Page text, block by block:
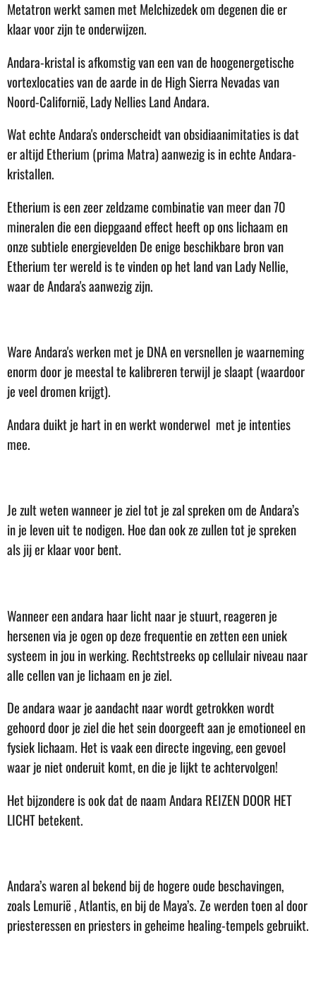
Metatron werkt samen met Melchizedek om degenen die er
klaar voor zijn te onderwijzen.
Andara-kristal is afkomstig van een van de hoogenergetische
vortexlocaties van de aarde in de High Sierra Nevadas van
Noord-Californië, Lady Nellies Land Andara.
Wat echte Andara's onderscheidt van obsidiaanimitaties is dat
er altijd Etherium (prima Matra) aanwezig is in echte Andara-
kristallen.
Etherium is een zeer zeldzame combinatie van meer dan 70
mineralen die een diepgaand effect heeft op ons lichaam en
onze subtiele energievelden De enige beschikbare bron van
Etherium ter wereld is te vinden op het land van Lady Nellie,
waar de Andara's aanwezig zijn.
Ware Andara's werken met je DNA en versnellen je waarneming
enorm door je meestal te kalibreren terwijl je slaapt (waardoor
je veel dromen krijgt).
Andara duikt je hart in en werkt wonderwel met je intenties
mee.
Je zult weten wanneer je ziel tot je zal spreken om de Andara’s
in je leven uit te nodigen. Hoe dan ook ze zullen tot je spreken
als jij er klaar voor bent.
Wanneer een andara haar licht naar je stuurt, reageren je
hersenen via je ogen op deze frequentie en zetten een uniek
systeem in jou in werking. Rechtstreeks op cellulair niveau naar
alle cellen van je lichaam en je ziel.
De andara waar je aandacht naar wordt getrokken wordt
gehoord door je ziel die het sein doorgeeft aan je emotioneel en
fysiek lichaam. Het is vaak een directe ingeving, een gevoel
waar je niet onderuit komt, en die je lijkt te achtervolgen!
Het bijzondere is ook dat de naam Andara REIZEN DOOR HET
LICHT betekent.
Andara’s waren al bekend bij de hogere oude beschavingen,
zoals Lemurië , Atlantis, en bij de Maya’s. Ze werden toen al door
priesteressen en priesters in geheime healing-tempels gebruikt.